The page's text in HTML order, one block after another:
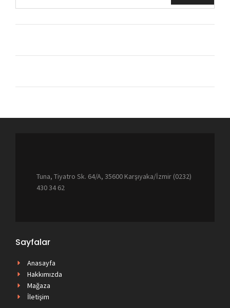
Tuna, Tiyatro Sk. 64/A, 35600 Karşıyaka/İzmir (0232)
430 34 62
Sayfalar
Anasayfa
Hakkımızda
Mağaza
İletişim